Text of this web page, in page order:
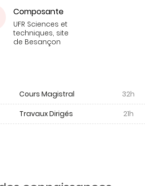
Composante
UFR Sciences et
techniques, site
de Besançon
Cours Magistral
32h
Travaux Dirigés 21h